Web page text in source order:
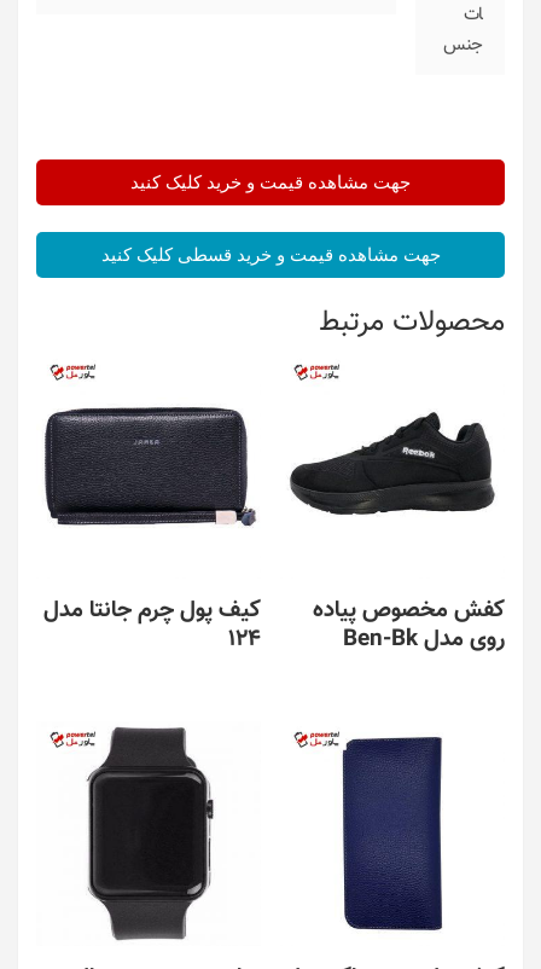
ات
جنس
جهت مشاهده قیمت و خرید کلیک کنید
جهت مشاهده قیمت و خرید قسطی کلیک کنید
محصولات مرتبط
کفش مخصوص پیاده
روی مدل Ben-Bk
کیف پول چرم جانتا مدل
124